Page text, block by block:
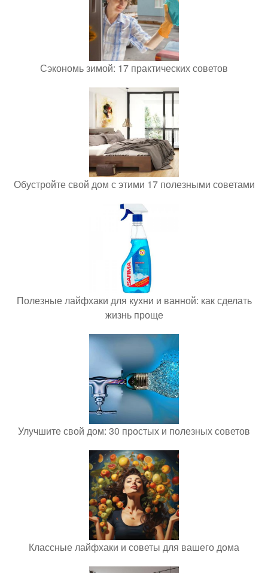
Сэкономь зимой: 17 практических советов
Обустройте свой дом с этими 17 полезными советами
Полезные лайфхаки для кухни и ванной: как сделать
жизнь проще
Улучшите свой дом: 30 простых и полезных советов
Классные лайфхаки и советы для вашего дома